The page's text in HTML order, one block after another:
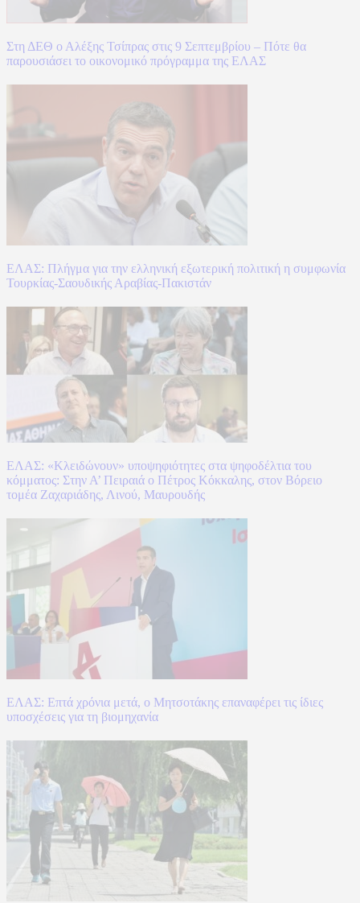
Στη ΔΕΘ ο Αλέξης Τσίπρας στις 9 Σεπτεμβρίου – Πότε θα
παρουσιάσει το οικονομικό πρόγραμμα της ΕΛΑΣ
ΕΛΑΣ: Πλήγμα για την ελληνική εξωτερική πολιτική η συμφωνία
Τουρκίας-Σαουδικής Αραβίας-Πακιστάν
ΕΛΑΣ: «Κλειδώνουν» υποψηφιότητες στα ψηφοδέλτια του
κόμματος: Στην Α’ Πειραιά ο Πέτρος Κόκκαλης, στον Βόρειο
τομέα Ζαχαριάδης, Λινού, Μαυρουδής
ΕΛΑΣ: Επτά χρόνια μετά, ο Μητσοτάκης επαναφέρει τις ίδιες
υποσχέσεις για τη βιομηχανία